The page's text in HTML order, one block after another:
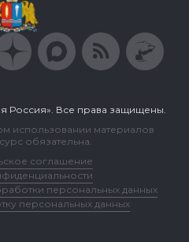
Россия». Все права защищены.
использовании материалов
обязательна.
соглашение
персональных данных
персональных данных